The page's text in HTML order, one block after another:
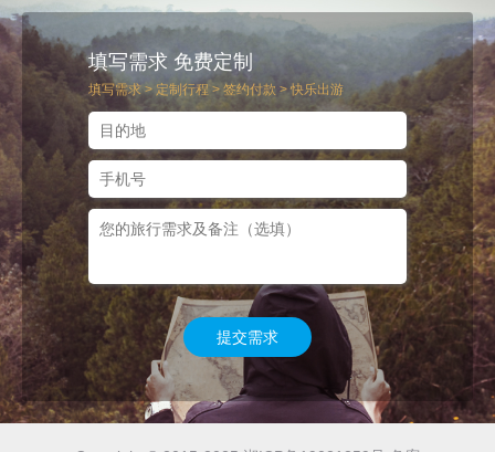
填写需求 免费定制
填写需求 > 定制行程 > 签约付款 > 快乐出游
提交需求